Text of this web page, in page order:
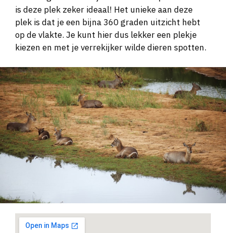
is deze plek zeker ideaal! Het unieke aan deze
plek is dat je een bijna 360 graden uitzicht hebt
op de vlakte. Je kunt hier dus lekker een plekje
kiezen en met je verrekijker wilde dieren spotten.